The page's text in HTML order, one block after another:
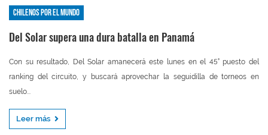
Chilenos por el mundo
Del Solar supera una dura batalla en Panamá
Con su resultado, Del Solar amanecerá este lunes en el 45° puesto del
ranking del circuito, y buscará aprovechar la seguidilla de torneos en
suelo...
Leer más